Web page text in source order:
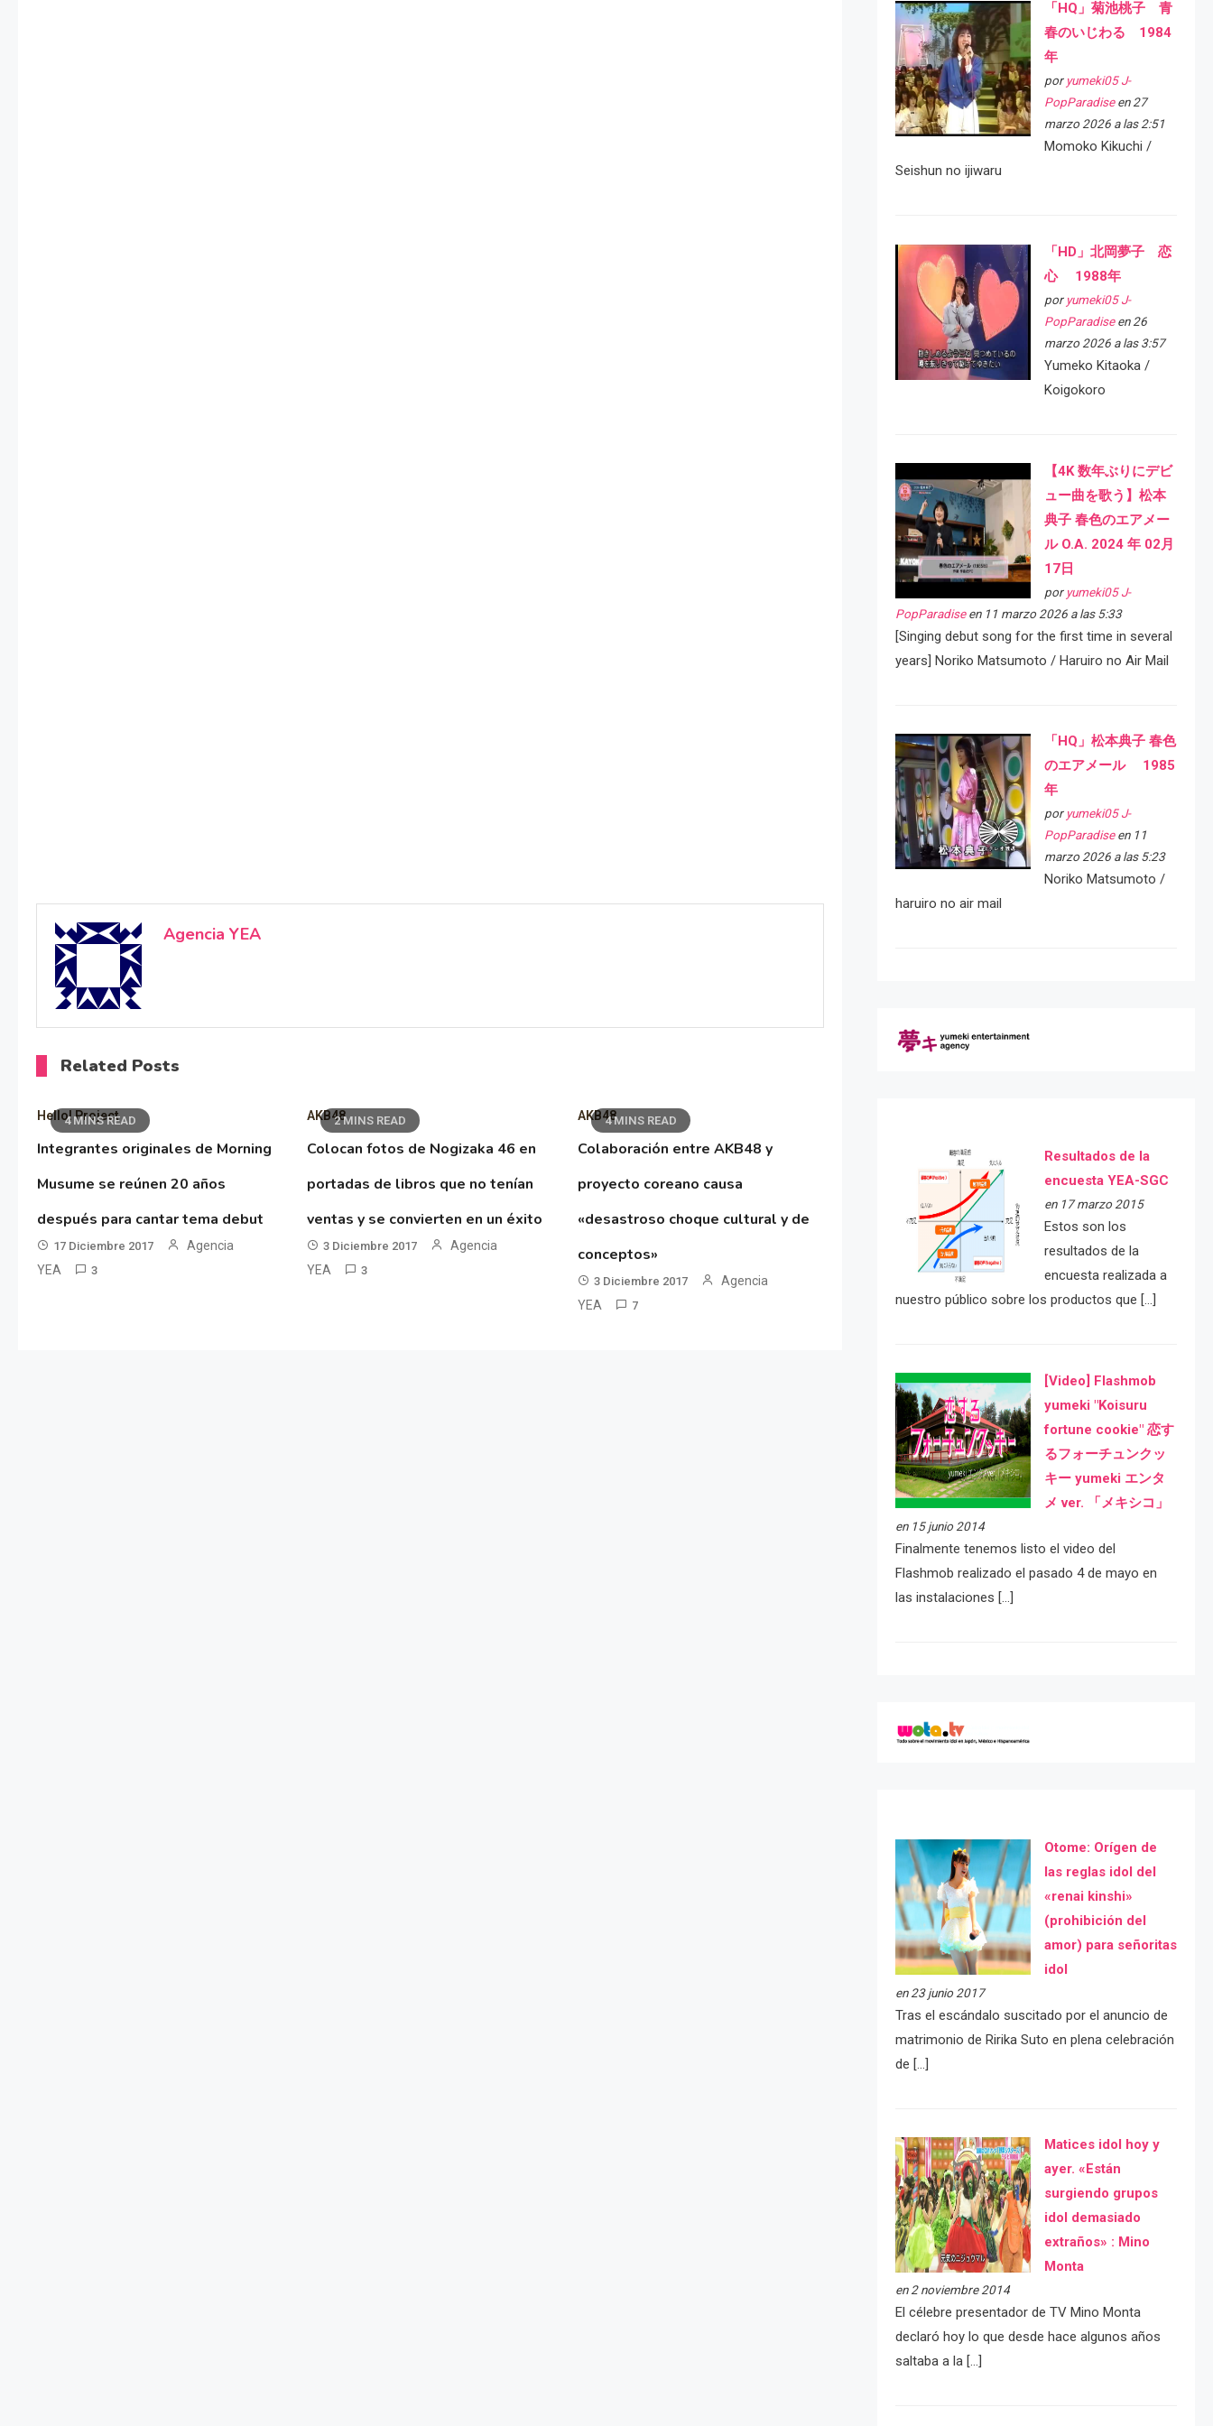
Agencia YEA
Related Posts
4 MINS READ
Hello! Project
Integrantes originales de Morning
Musume se reúnen 20 años
después para cantar tema debut
17 Diciembre 2017
Agencia
YEA
3
2 MINS READ
AKB48
Colocan fotos de Nogizaka 46 en
portadas de libros que no tenían
ventas y se convierten en un éxito
3 Diciembre 2017
Agencia
YEA
3
4 MINS READ
AKB48
Colaboración entre AKB48 y
proyecto coreano causa
«desastroso choque cultural y de
conceptos»
3 Diciembre 2017
Agencia
YEA
7
「HQ」菊池桃子 青
春のいじわる 1984
年
por yumeki05 J-
PopParadiseen 27
marzo 2026 a las 2:51
Momoko Kikuchi /
Seishun no ijiwaru
「HD」北岡夢子 恋
心 1988年
por yumeki05 J-
PopParadiseen 26
marzo 2026 a las 3:57
Yumeko Kitaoka /
Koigokoro
【4K 数年ぶりにデビ
ュー曲を歌う】松本
典子 春色のエアメー
ル O.A. 2024 年 02月
17日
por yumeki05 J-
PopParadiseen 11 marzo 2026 a las 5:33
[Singing debut song for the first time in several
years] Noriko Matsumoto / Haruiro no Air Mail
「HQ」松本典子 春色
のエアメール 1985
年
por yumeki05 J-
PopParadiseen 11
marzo 2026 a las 5:23
Noriko Matsumoto /
haruiro no air mail
Resultados de la
encuesta YEA-SGC
en 17 marzo 2015
Estos son los
resultados de la
encuesta realizada a
nuestro público sobre los productos que […]
[Video] Flashmob
yumeki "Koisuru
fortune cookie" 恋す
るフォーチュンクッ
キー yumeki エンタ
メ ver. 「メキシコ」
en 15 junio 2014
Finalmente tenemos listo el video del
Flashmob realizado el pasado 4 de mayo en
las instalaciones […]
Otome: Orígen de
las reglas idol del
«renai kinshi»
(prohibición del
amor) para señoritas
idol
en 23 junio 2017
Tras el escándalo suscitado por el anuncio de
matrimonio de Ririka Suto en plena celebración
de […]
Matices idol hoy y
ayer. «Están
surgiendo grupos
idol demasiado
extraños» : Mino
Monta
en 2 noviembre 2014
El célebre presentador de TV Mino Monta
declaró hoy lo que desde hace algunos años
saltaba a la […]